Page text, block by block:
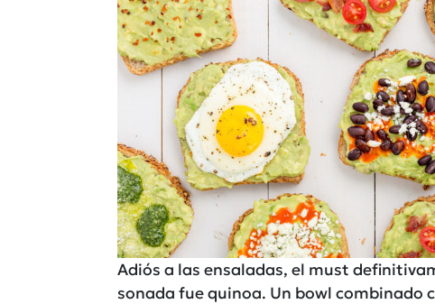
Adiós a las ensaladas, el must
sonada fue quinoa. Un bowl combinado